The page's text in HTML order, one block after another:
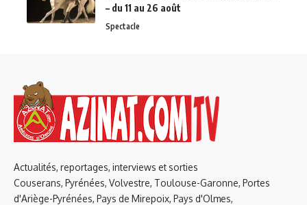
– du 11 au 26 août
Spectacle
Actualités, reportages, interviews et sorties
Couserans, Pyrénées, Volvestre, Toulouse-Garonne, Portes
d'Ariège-Pyrénées, Pays de Mirepoix, Pays d'Olmes,